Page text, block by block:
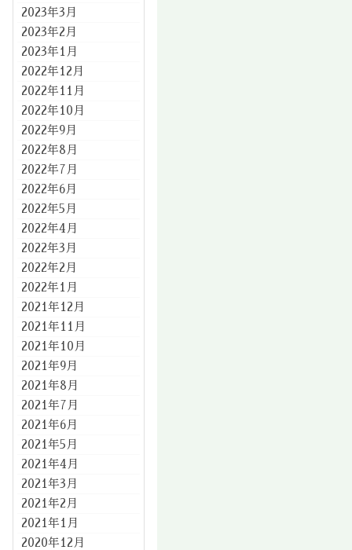
2023年3月
2023年2月
2023年1月
2022年12月
2022年11月
2022年10月
2022年9月
2022年8月
2022年7月
2022年6月
2022年5月
2022年4月
2022年3月
2022年2月
2022年1月
2021年12月
2021年11月
2021年10月
2021年9月
2021年8月
2021年7月
2021年6月
2021年5月
2021年4月
2021年3月
2021年2月
2021年1月
2020年12月